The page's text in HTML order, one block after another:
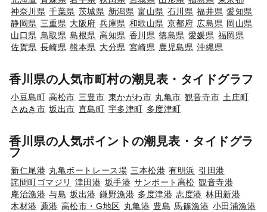
神奈川県 千葉県 茨城県 新潟県 富山県 石川県 福井県 愛知県
静岡県 三重県 大阪府 兵庫県 和歌山県 京都府 広島県 岡山県
山口県 鳥取県 島根県 高知県 香川県 徳島県 愛媛県 福岡県
佐賀県 長崎県 熊本県 大分県 宮崎県 鹿児島県 沖縄県
香川県の人気市町村の潮見表・タイドグラフ
小豆島町 高松市 三豊市 東かがわ市 丸亀市 観音寺市 土庄町
さぬき市 坂出市 直島町 宇多津町 多度津町
香川県の人気ポイントの潮見表・タイドグラ
フ
新仁尾港 丸亀ボートレース場 三本松港 有明浜 引田港
詫間町ゴマジリ
津田港 坂手港 サンポート高松 観音寺港
庵治漁港 与島 坂出港 鎌野漁港 多度津港 志度港 林田新港
木材港 薦港 高松市・G地区 丸亀港 豊島 馬篠漁港 小田浦漁港